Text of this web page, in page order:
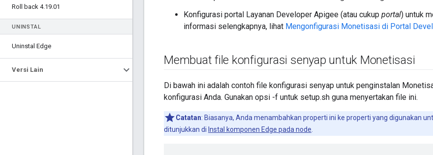
Roll back 4.19.01
UNINSTAL
Uninstal Edge
Versi Lain
Konfigurasi portal Layanan Developer Apigee (atau cukup portal) untuk
informasi selengkapnya, lihat Mengonfigurasi Monetisasi di Portal
Membuat file konfigurasi senyap untuk Monetisasi
Di bawah ini adalah contoh file konfigurasi senyap untuk penginstalan
konfigurasi Anda. Gunakan opsi -f untuk setup.sh guna menyertakan file ini.
Catatan: Biasanya, Anda menambahkan properti ini ke properti yang digunakan
ditunjukkan di Instal komponen Edge pada node